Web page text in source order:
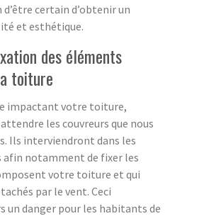
certain d’obtenir un
et esthétique.
des éléments
toiture
impactant votre toiture,
les couvreurs que nous
Ils interviendront dans les
afin notamment de fixer les
votre toiture et qui
par le vent. Ceci
un danger pour les habitants de